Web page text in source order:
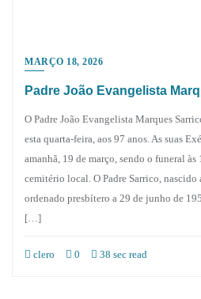
MARÇO 18, 2026
Padre João Evangelista
O Padre João Evangelista Marques
esta quarta-feira, aos 97 anos. As suas
amanhã, 19 de março, sendo o funeral
cemitério local. O Padre Sarrico,
ordenado presbítero a 29 de junho de
[…]
clero 0 38 sec read